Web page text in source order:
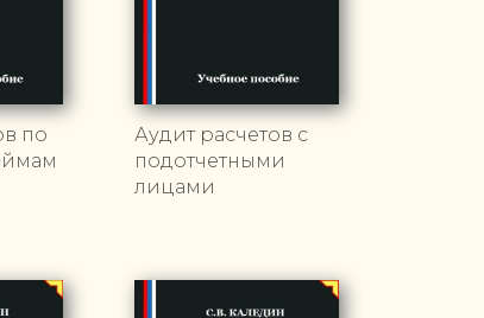
по
Аудит расчетов с
подотчетными
лицами